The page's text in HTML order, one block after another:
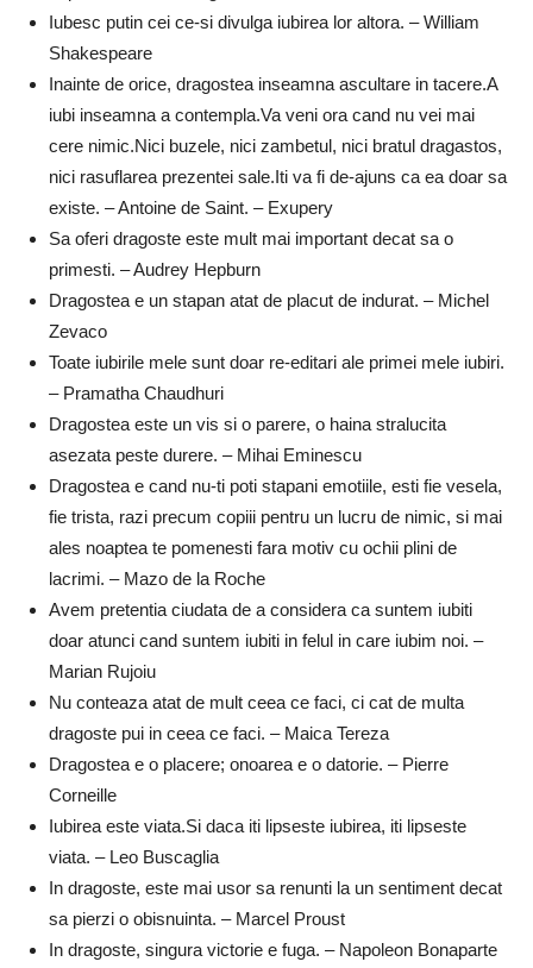
Iubesc putin cei ce-si divulga iubirea lor altora. – William
Shakespeare
Inainte de orice, dragostea inseamna ascultare in tacere.A
iubi inseamna a contempla.Va veni ora cand nu vei mai
cere nimic.Nici buzele, nici zambetul, nici bratul dragastos,
nici rasuflarea prezentei sale.Iti va fi de-ajuns ca ea doar sa
existe. – Antoine de Saint. – Exupery
Sa oferi dragoste este mult mai important decat sa o
primesti. – Audrey Hepburn
Dragostea e un stapan atat de placut de indurat. – Michel
Zevaco
Toate iubirile mele sunt doar re-editari ale primei mele iubiri.
– Pramatha Chaudhuri
Dragostea este un vis si o parere, o haina stralucita
asezata peste durere. – Mihai Eminescu
Dragostea e cand nu-ti poti stapani emotiile, esti fie vesela,
fie trista, razi precum copiii pentru un lucru de nimic, si mai
ales noaptea te pomenesti fara motiv cu ochii plini de
lacrimi. – Mazo de la Roche
Avem pretentia ciudata de a considera ca suntem iubiti
doar atunci cand suntem iubiti in felul in care iubim noi. –
Marian Rujoiu
Nu conteaza atat de mult ceea ce faci, ci cat de multa
dragoste pui in ceea ce faci. – Maica Tereza
Dragostea e o placere; onoarea e o datorie. – Pierre
Corneille
Iubirea este viata.Si daca iti lipseste iubirea, iti lipseste
viata. – Leo Buscaglia
In dragoste, este mai usor sa renunti la un sentiment decat
sa pierzi o obisnuinta. – Marcel Proust
In dragoste, singura victorie e fuga. – Napoleon Bonaparte